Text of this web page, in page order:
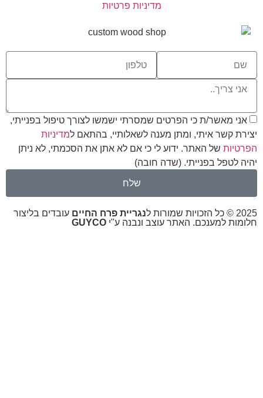
מדיניות פרטיות
אני מאשר/ת כי הפרטים שמסרתי ישמשו לצורך טיפול בפנייתי,
יצירת קשר איתי, ומתן מענה לשאלותיי, בהתאם למדיניות
הפרטיות של האתר. ידוע לי כי אם לא אתן את הסכמתי, לא ניתן
יהיה לטפל בפנייתי. (שדה חובה)
שלח
2025 © כל הזכויות שמורות ל נגריית פרח החיים עובדים בליצור
חלומות למענכם. האתר עוצב ונבנה ע"י